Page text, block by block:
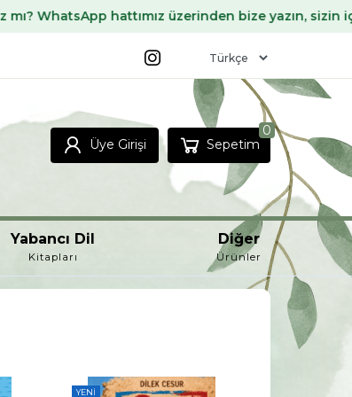
hattımız üzerinden bize yazın, sizin için temin
Üye Girişi Sepetim
0
Yabancı Dil
Kitapları
Diğer
Ürünler
YENI